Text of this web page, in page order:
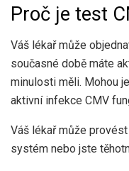
Proč je test
Váš lékař může
současné době máte
minulosti měli. Mohou
aktivní infekce CMV
Váš lékař může
systém nebo jste